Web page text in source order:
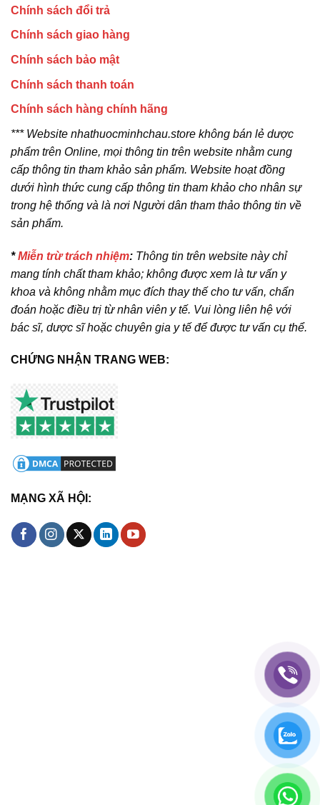
Chính sách đổi trả
Chính sách giao hàng
Chính sách bảo mật
Chính sách thanh toán
Chính sách hàng chính hãng
*** Website nhathuocminhchau.store không bán lẻ dược
phẩm trên Online, mọi thông tin trên website nhằm cung
cấp thông tin tham khảo sản phẩm. Website hoạt đồng
dưới hình thức cung cấp thông tin tham khảo cho nhân sự
trong hệ thống và là nơi Người dân tham thảo thông tin về
sản phẩm.
*Miễn trừ trách nhiệm: Thông tin trên website này chỉ
mang tính chất tham khảo; không được xem là tư vấn y
khoa và không nhằm mục đích thay thế cho tư vấn, chẩn
đoán hoặc điều trị từ nhân viên y tế. Vui lòng liên hệ với
bác sĩ, dược sĩ hoặc chuyên gia y tế để được tư vấn cụ thể.
CHỨNG NHẬN TRANG WEB:
MẠNG XÃ HỘI: